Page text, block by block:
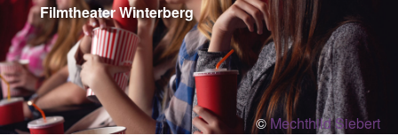
Filmtheater Winterberg
©Mechthild Siebert